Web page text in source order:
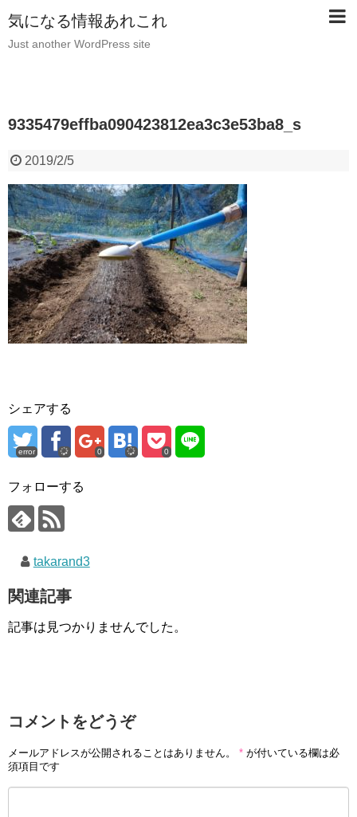
気になる情報あれこれ
Just another WordPress site
9335479effba090423812ea3c3e53ba8_s
2019/2/5
シェアする
error 0 0
フォローする
takarand3
関連記事
記事は見つかりませんでした。
コメントをどうぞ
メールアドレスが公開されることはありません。 * が付いている欄は必
須項目です